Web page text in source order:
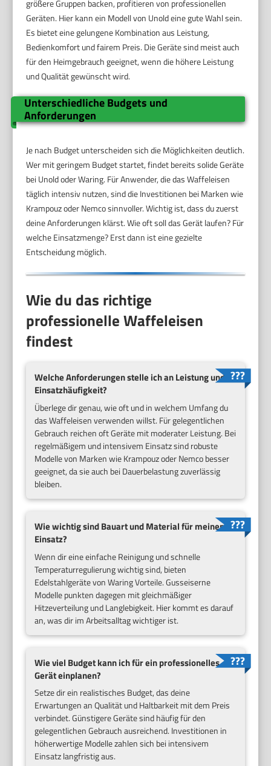
größere Gruppen backen, profitieren von professionellen
Geräten. Hier kann ein Modell von Unold eine gute Wahl sein.
Es bietet eine gelungene Kombination aus Leistung,
Bedienkomfort und fairem Preis. Die Geräte sind meist auch
für den Heimgebrauch geeignet, wenn die höhere Leistung
und Qualität gewünscht wird.
Unterschiedliche Budgets und
Anforderungen
Je nach Budget unterscheiden sich die Möglichkeiten deutlich.
Wer mit geringem Budget startet, findet bereits solide Geräte
bei Unold oder Waring. Für Anwender, die das Waffeleisen
täglich intensiv nutzen, sind die Investitionen bei Marken wie
Krampouz oder Nemco sinnvoller. Wichtig ist, dass du zuerst
deine Anforderungen klärst. Wie oft soll das Gerät laufen? Für
welche Einsatzmenge? Erst dann ist eine gezielte
Entscheidung möglich.
Wie du das richtige
professionelle Waffeleisen
findest
Welche Anforderungen stelle ich an Leistung und
Einsatzhäufigkeit?
Überlege dir genau, wie oft und in welchem Umfang du
das Waffeleisen verwenden willst. Für gelegentlichen
Gebrauch reichen oft Geräte mit moderater Leistung. Bei
regelmäßigem und intensivem Einsatz sind robuste
Modelle von Marken wie Krampouz oder Nemco besser
geeignet, da sie auch bei Dauerbelastung zuverlässig
bleiben.
Wie wichtig sind Bauart und Material für meinen
Einsatz?
Wenn dir eine einfache Reinigung und schnelle
Temperaturregulierung wichtig sind, bieten
Edelstahlgeräte von Waring Vorteile. Gusseiserne
Modelle punkten dagegen mit gleichmäßiger
Hitzeverteilung und Langlebigkeit. Hier kommt es darauf
an, was dir im Arbeitsalltag wichtiger ist.
Wie viel Budget kann ich für ein professionelles
Gerät einplanen?
Setze dir ein realistisches Budget, das deine
Erwartungen an Qualität und Haltbarkeit mit dem Preis
verbindet. Günstigere Geräte sind häufig für den
gelegentlichen Gebrauch ausreichend. Investitionen in
höherwertige Modelle zahlen sich bei intensivem
Einsatz langfristig aus.